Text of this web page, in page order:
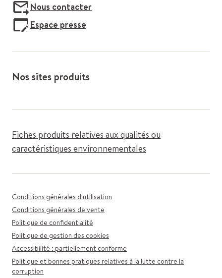
Nous contacter
Espace presse
Nos sites produits
Fiches produits relatives aux qualités ou
caractéristiques environnementales
Conditions générales d'utilisation
Conditions générales de vente
Politique de confidentialité
Politique de gestion des cookies
Accessibilité : partiellement conforme
Politique et bonnes pratiques relatives à la lutte contre la
corruption